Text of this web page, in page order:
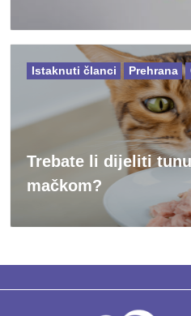
Trebate li dijeliti
mačkom?
Istaknuti članci Prehrana